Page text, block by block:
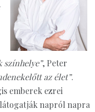
színhelye”, Peter
az élet”.
emberek ezrei
napról napra